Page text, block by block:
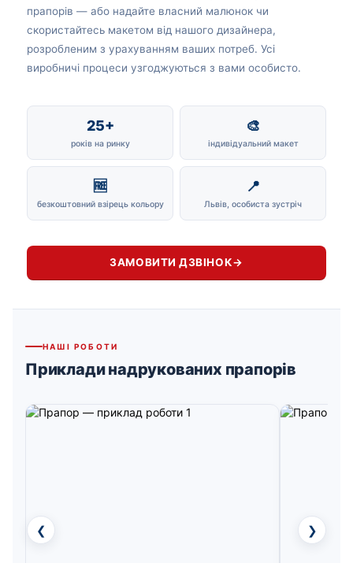
прапорів — або надайте власний малюнок чи
скористайтесь макетом від нашого дизайнера,
розробленим з урахуванням ваших потреб. Усі
виробничі процеси узгоджуються з вами особисто.
25+
років на ринку
🎨
індивідуальний макет
🆓
безкоштовний взірець кольору
📍
Львів, особиста зустріч
ЗАМОВИТИ ДЗВІНОК→
НАШІ РОБОТИ
Приклади надрукованих прапорів
❮ ❯